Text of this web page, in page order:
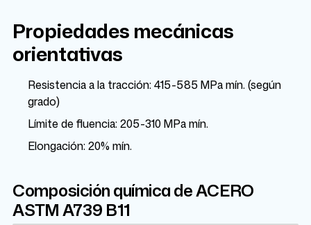
Propiedades mecánicas
orientativas
Resistencia a la tracción: 415-585 MPa mín. (según
grado)
Límite de fluencia: 205-310 MPa mín.
Elongación: 20% mín.
Composición química de ACERO
ASTM A739 B11